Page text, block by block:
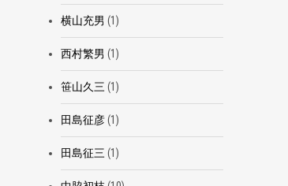
横山充男 (1)
西村繁男 (1)
笹山久三 (1)
田島征彦(1)
田島征三 (1)